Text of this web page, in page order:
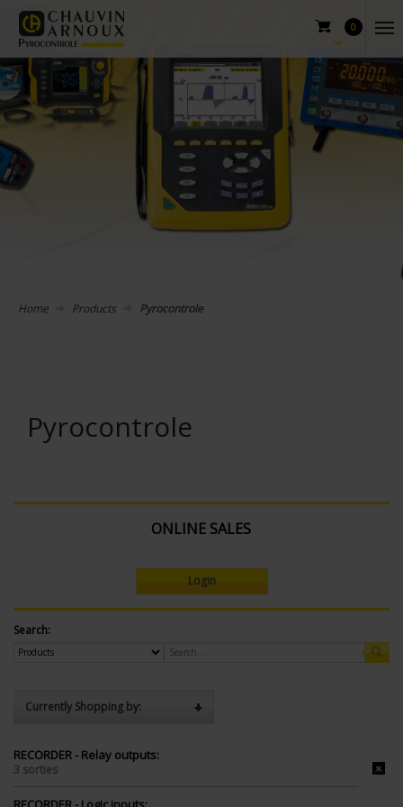
0
Home Products Pyrocontrole
Pyrocontrole
ONLINE SALES
Login
Search:
Currently Shopping by:
RECORDER - Relay outputs:
3 sorties